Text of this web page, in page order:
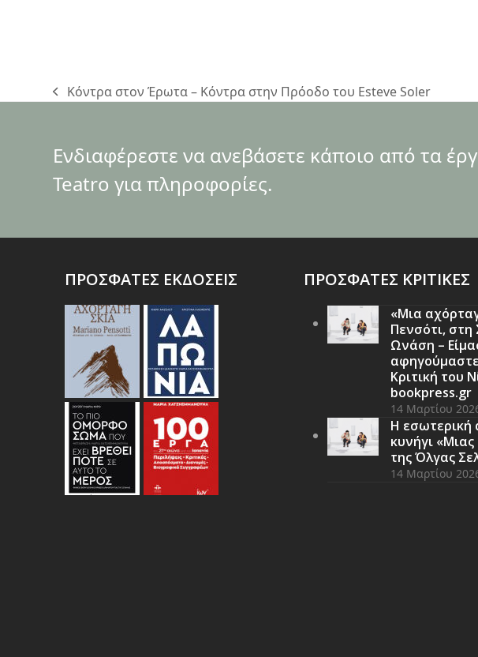
previous
Κόντρα στον Έρωτα – Κόντρα στην Πρόοδο του Esteve Soler
Ενδιαφέρεστε να ανεβάσετε κάποιο από τα
Teatro για πληροφορίες.
ΠΡΟΣΦΑΤΕΣ ΕΚΔΟΣΕΙΣ ΠΡΟΣΦΑΤΕΣ ΚΡΙΤΙΚΕΣ
«Μια
Πενσότι, στη
Ωνάση –
Κριτική του
bookpress.gr
14 Μαρτίου
Η εσωτερική
κυνήγι
της Όλγας
14 Μαρτίου